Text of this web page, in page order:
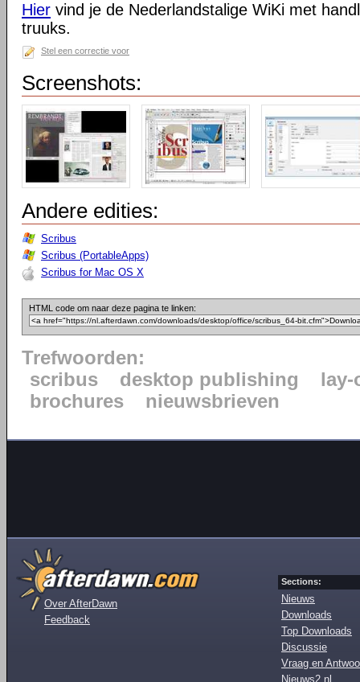
Hier vind je de Nederlandstalige WiKi met
truuks.
Stel een correctie voor
Screenshots:
Andere edities:
Scribus
Scribus (PortableApps)
Scribus for Mac OS X
HTML code om naar deze pagina te linken:
Trefwoorden:
scribus
desktop publishing
lay-
brochures
nieuwsbrieven
Over AfterDawn
Feedback
Sections:
Nieuws
Downloads
Top Downloads
Discussie
Vraag en
Nieuws2.nl